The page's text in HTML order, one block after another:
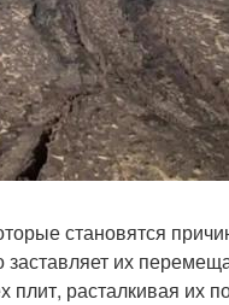
становятся
их
плит, расталкивая их